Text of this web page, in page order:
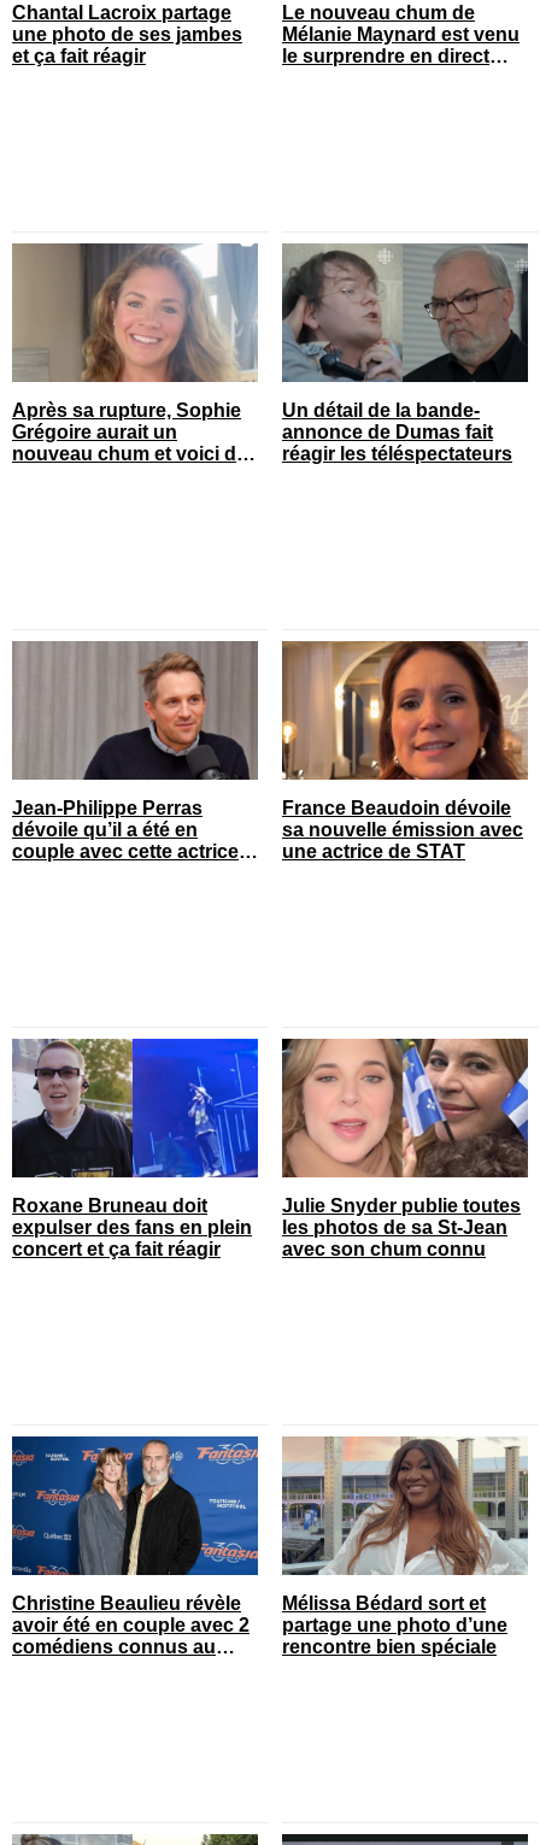
Chantal Lacroix partage
une photo de ses jambes
et ça fait réagir
Le nouveau chum de
Mélanie Maynard est venu
le surprendre en direct
Après sa rupture, Sophie
Grégoire aurait un
nouveau chum et voici de
Un détail de la bande-
annonce de Dumas fait
réagir les téléspectateurs
Jean-Philippe Perras
dévoile qu’il a été en
couple avec cette actrice
France Beaudoin dévoile
sa nouvelle émission avec
une actrice de STAT
Roxane Bruneau doit
expulser des fans en plein
concert et ça fait réagir
Julie Snyder publie toutes
les photos de sa St-Jean
avec son chum connu
Christine Beaulieu révèle
avoir été en couple avec 2
comédiens connus au
Mélissa Bédard sort et
partage une photo d’une
rencontre bien spéciale